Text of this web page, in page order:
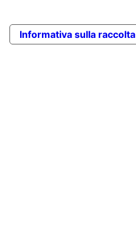
Informativa sulla raccolta